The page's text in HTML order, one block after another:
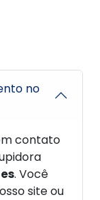
no
contato
. Você
site ou